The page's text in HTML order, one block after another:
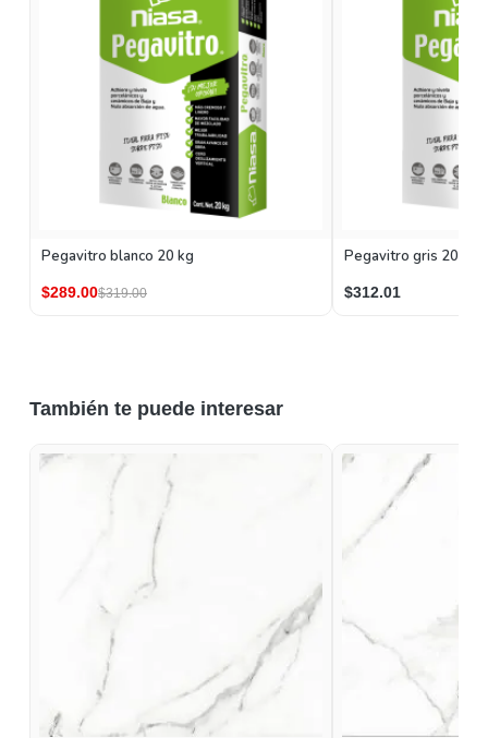
Pegavitro blanco 20 kg
$289.00$319.00
Pegavitro gris 20 kg
$312.01
También te puede interesar